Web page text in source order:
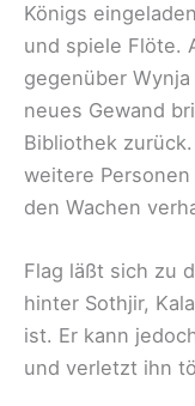
Königs
und spiele Flöte.
gegenüber
neues Gewand
Bibliothek
weitere
den Wachen
Flag läßt sich zu
hinter Sothjir,
ist. Er kann
und verletzt ihn